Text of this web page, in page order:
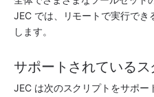
JEC では、リモートで実行でき
します。
サポートされている
JEC は次のスクリプトをサポー